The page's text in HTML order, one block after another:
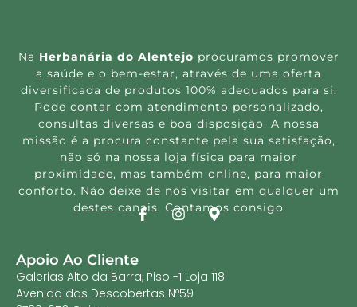
Na Herbanária do Alentejo procuramos promover
a saúde e o bem-estar, através de uma oferta
diversificada de produtos 100% adequados para si.
Pode contar com atendimento personalizado,
consultas diversas e boa disposição. A nossa
missão é a procura constante pela sua satisfação,
não só na nossa loja física para maior
proximidade, mas também online, para maior
conforto. Não deixe de nos visitar em qualquer um
destes canais. Contamos consigo
Apoio Ao Cliente
Galerias Alto da Barra, Piso -1 Loja 118
Avenida das Descobertas Nº59